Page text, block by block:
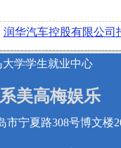
润华汽车控股有限公司
学学生就业中心
美高梅娱乐
市宁夏路308号博文楼